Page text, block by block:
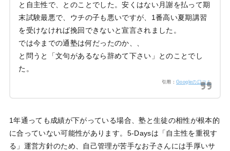
と自主性で、とのことでした。安くはない月謝を払って期
末試験最悪で、ウチの子も悪いですが、1番高い夏期講習
を受けなければ挽回できないと宣言されました。
では今までの通塾は何だったのか、、
と問うと「文句があるなら辞めて下さい」とのことでし
た。
引用：Googleの口コミ
1年通っても成績が下がっている場合、塾と生徒の相性が根本的
に合っていない可能性があります。5-Daysは「自主性を重視す
る」運営方針のため、自己管理が苦手なお子さんには手厚いサ